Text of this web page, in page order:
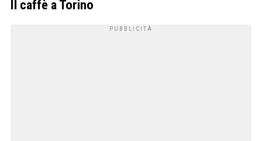
Il caffè a Torino